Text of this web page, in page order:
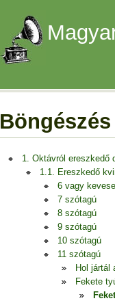
Böngészés
1. Oktávról ereszkedő
1.1. Ereszkedő
6 vagy
7 szótagú
8 szótagú
9 szótagú
10 szótagú
11 szótagú
Hol jártál
Fekete